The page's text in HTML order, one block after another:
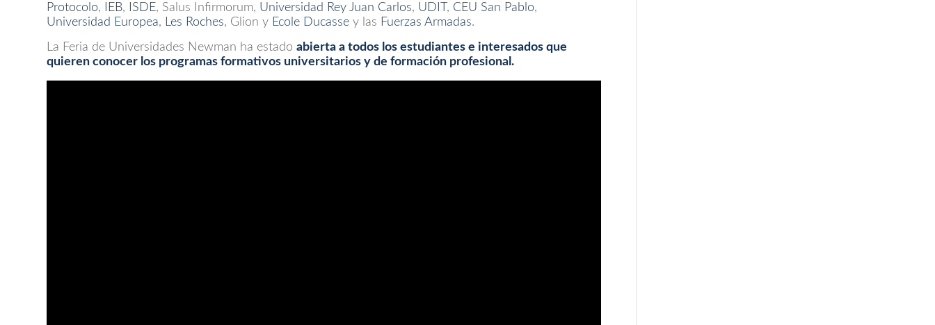
Protocolo, IEB, ISDE, Salus Infirmorum, Universidad Rey Juan Carlos, UDIT , CEU San Pablo,
Universidad Europea, Les Roches, Glion y Ecole Ducasse y las Fuerzas Armadas.
La Feria de Universidades Newman ha estado abierta a todos los estudiantes e interesados que
quieren conocer los programas formativos universitarios y de formación profesional.